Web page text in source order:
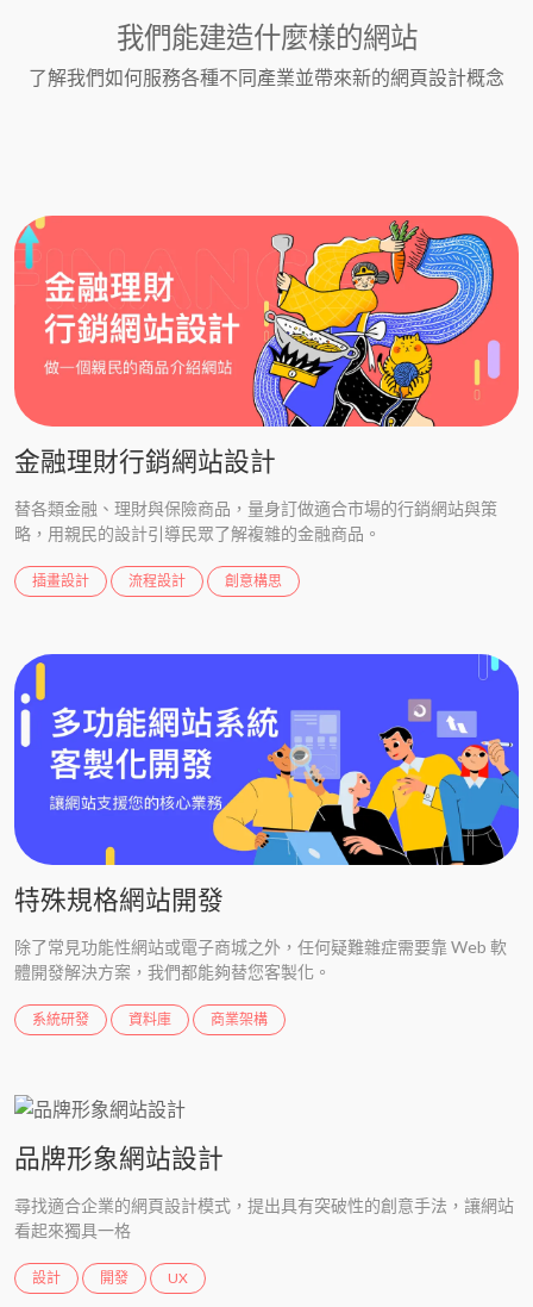
我們能建造什麼樣的網站
了解我們如何服務各種不同產業並帶來新的網頁設計概念
金融理財行銷網站設計
替各類金融、理財與保險商品，量身訂做適合市場的行銷網站與策
略，用親民的設計引導民眾了解複雜的金融商品。
插畫設計 流程設計 創意構思
特殊規格網站開發
除了常見功能性網站或電子商城之外，任何疑難雜症需要靠 Web 軟
體開發解決方案，我們都能夠替您客製化。
系統研發 資料庫 商業架構
品牌形象網站設計
尋找適合企業的網頁設計模式，提出具有突破性的創意手法，讓網站
看起來獨具一格
設計 開發 UX